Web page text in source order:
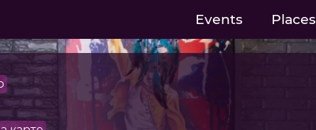
Events Places